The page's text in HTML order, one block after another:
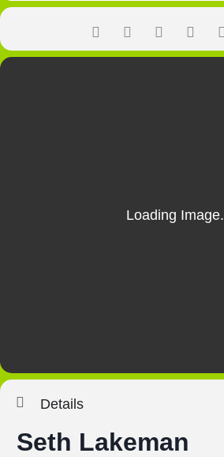
Details
Seth Lakeman